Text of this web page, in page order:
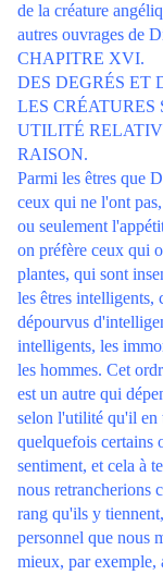
de la créature
autres ouvrages de
CHAPITRE XVI.
DES DEGRÉS ET
LES
UTILITÉ
RAISON.
Parmi les êtres que
ceux qui ne l'ont
ou seulement
on préfère ceux qui
plantes, qui sont
les êtres intelligents,
dépourvus
intelligents, les
les hommes. Cet
est un autre qui
selon l'utilité qu'il en
quelquefois certains
sentiment, et cela à
nous retrancherions
rang qu'ils y
personnel que nous
mieux, par exemple,